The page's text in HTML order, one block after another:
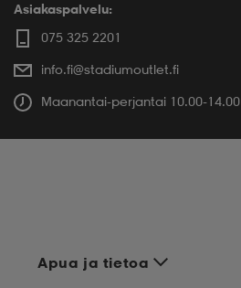
Asiakaspalvelu:
075 325 2201
info.fi@stadiumoutlet.fi
Maanantai-perjantai 10.00-14.00
Apua ja tietoa